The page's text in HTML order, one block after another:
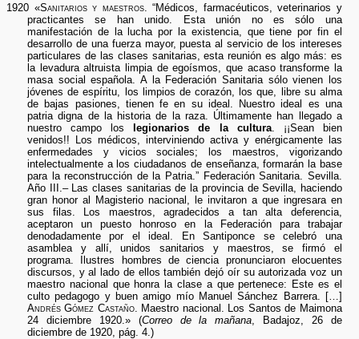
1920 «Sanitarios y maestros.
“Médicos, farmacéuticos, veterinarios y
practicantes se han unido. Esta unión no es sólo una
manifestación de la lucha por la existencia, que tiene por fin el
desarrollo de una fuerza mayor, puesta al servicio de los intereses
particulares de las clases sanitarias, esta reunión es algo más: es
la levadura altruista limpia de egoísmos, que acaso transforme la
masa social española. A la Federación Sanitaria sólo vienen los
jóvenes de espíritu, los limpios de corazón, los que, libre su alma
de bajas pasiones, tienen fe en su ideal. Nuestro ideal es una
patria digna de la historia de la raza. Últimamente han llegado a
nuestro campo los
legionarios de la cultura. ¡¡Sean bien
venidos!! Los médicos, interviniendo activa y enérgicamente las
enfermedades y vicios sociales; los maestros, vigorizando
intelectualmente a los ciudadanos de enseñanza, formarán la base
para la reconstrucción de la Patria.” Federación Sanitaria. Sevilla.
Año III.– Las clases sanitarias de la provincia de Sevilla, haciendo
gran honor al Magisterio nacional, le invitaron a que ingresara en
sus filas. Los maestros, agradecidos a tan alta deferencia,
aceptaron un puesto honroso en la Federación para trabajar
denodadamente por el ideal. En Santiponce se celebró una
asamblea y allí, unidos sanitarios y maestros, se firmó el
programa. Ilustres hombres de ciencia pronunciaron elocuentes
discursos, y al lado de ellos también dejó oír su autorizada voz un
maestro nacional que honra la clase a que pertenece: Este es el
culto pedagogo y buen amigo mío Manuel Sánchez Barrera. […]
Andrés Gómez Castaño.
Maestro nacional. Los Santos de Maimona
24 diciembre 1920.» (Correo de la mañana , Badajoz, 26 de
diciembre de 1920, pág. 4.)